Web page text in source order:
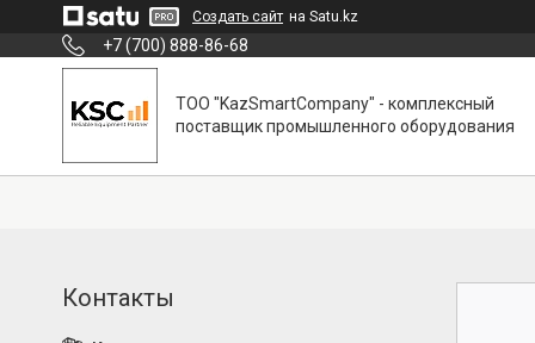
Создать сайт на Satu.kz
+7 (700) 888-86-68
ТОО "KazSmartCompany" - комплексный
поставщик промышленного оборудования